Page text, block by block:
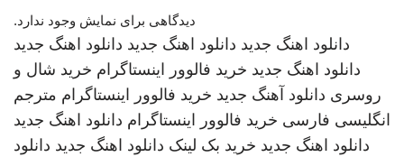
دیدگاهی برای نمایش وجود ندارد.
دانلود اهنگ جدید دانلود اهنگ جدید دانلود اهنگ جدید
دانلود اهنگ جدید خرید فالوور اینستاگرام خرید شال و
روسری دانلود آهنگ جدید خرید فالوور اینستاگرام مترجم
انگلیسی فارسی خرید فالوور اینستاگرام دانلود اهنگ جدید
دانلود اهنگ جدید خرید بک لینک دانلود اهنگ جدید دانلود